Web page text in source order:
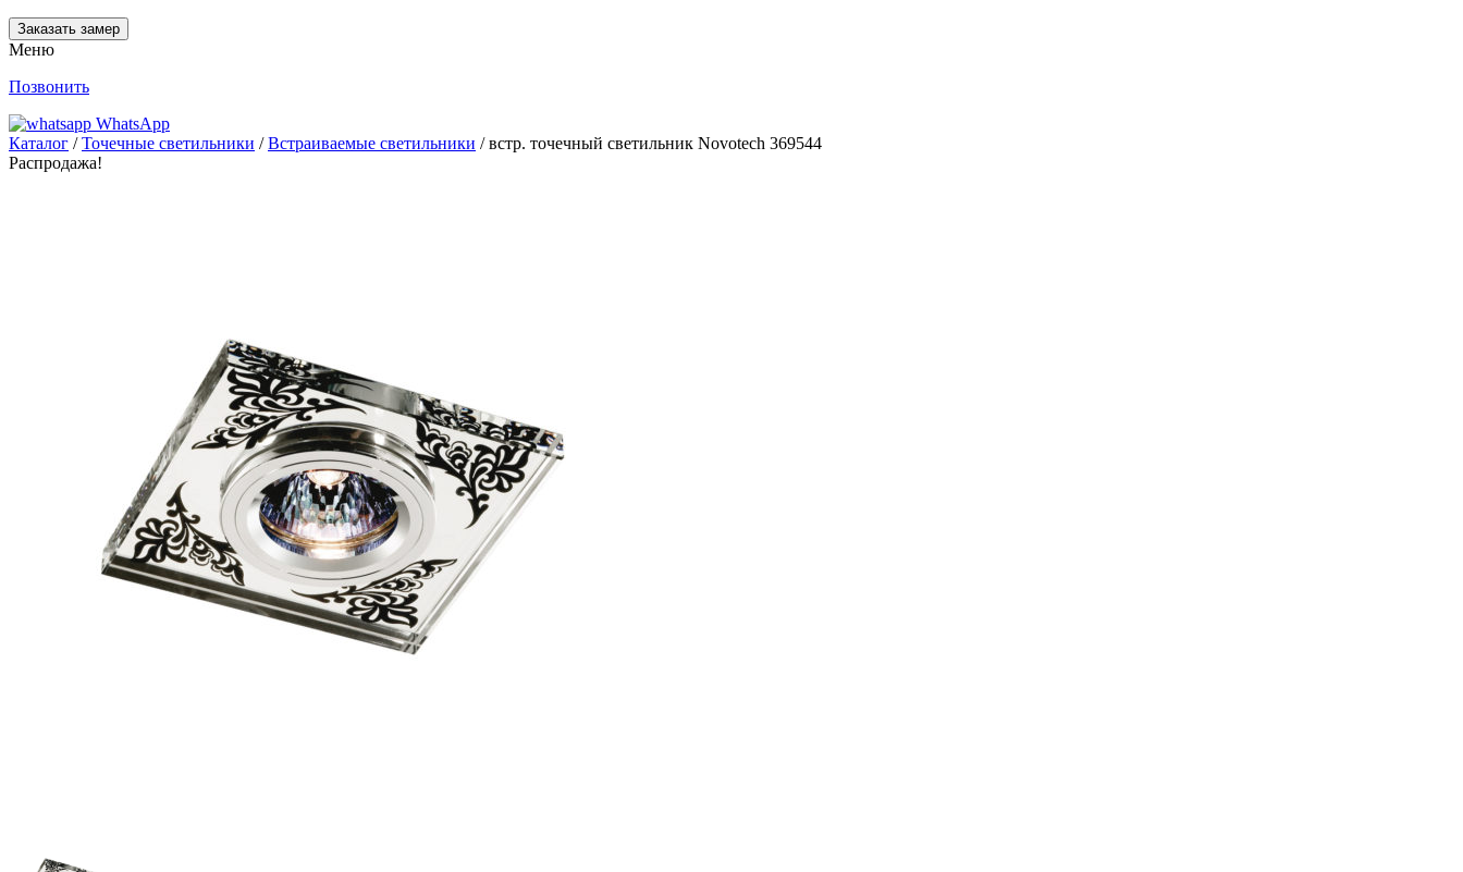
Заказать замер
Меню
Позвонить
WhatsApp
Каталог /Точечные светильники /Встраиваемые светильники / встр. точечный светильник Novotech 369544
Распродажа!